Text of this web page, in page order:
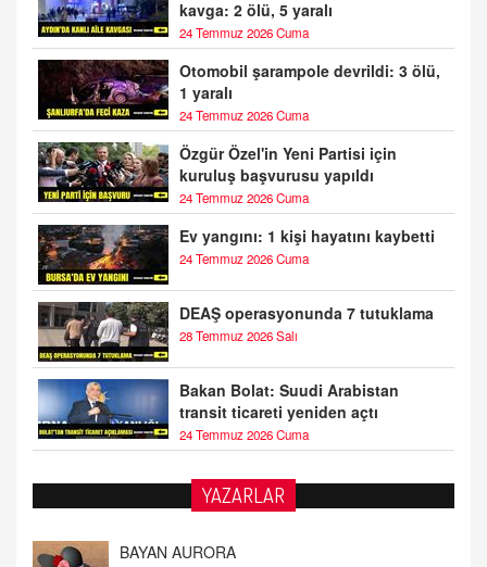
kavga: 2 ölü, 5 yaralı
24 Temmuz 2026 Cuma
Otomobil şarampole devrildi: 3 ölü,
1 yaralı
24 Temmuz 2026 Cuma
Özgür Özel'in Yeni Partisi için
kuruluş başvurusu yapıldı
24 Temmuz 2026 Cuma
Ev yangını: 1 kişi hayatını kaybetti
24 Temmuz 2026 Cuma
DEAŞ operasyonunda 7 tutuklama
28 Temmuz 2026 Salı
Bakan Bolat: Suudi Arabistan
transit ticareti yeniden açtı
24 Temmuz 2026 Cuma
YAZARLAR
DOKTOR CİVANIM